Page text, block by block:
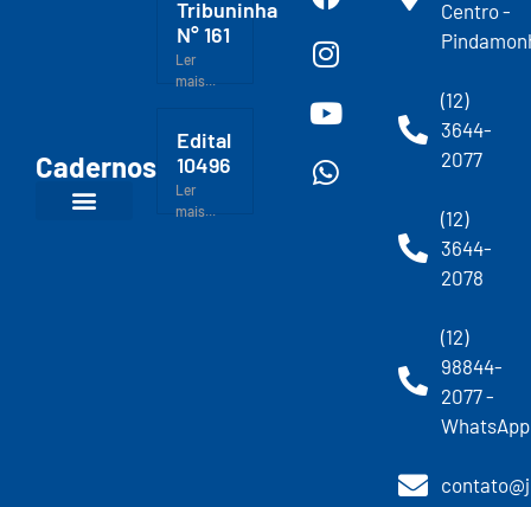
Cadernos
Tribuninha
N° 161
Ler
mais...
Edital
10496
Ler
mais...
Centro -
(12)
3644-
2077
(12)
3644-
2078
(12)
98844-
2077 -
WhatsApp